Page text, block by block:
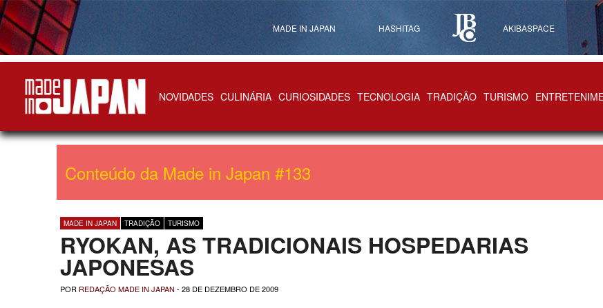
MADE IN JAPAN HASHITAG AKIBASPACE
NOVIDADES CULINÁRIA CURIOSIDADES TECNOLOGIA TRADIÇÃO TURISMO
Conteúdo da Made in Japan #133
MADE IN JAPAN TRADIÇÃO TURISMO
RYOKAN, AS TRADICIONAIS HOSPEDARIAS
JAPONESAS
POR REDAÇÃO MADE IN JAPAN - 28 DE DEZEMBRO DE 2009